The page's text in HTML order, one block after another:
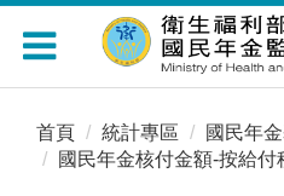
Toggle
navigation
首頁 統計專區
國民年
國民年金核付金額-按給